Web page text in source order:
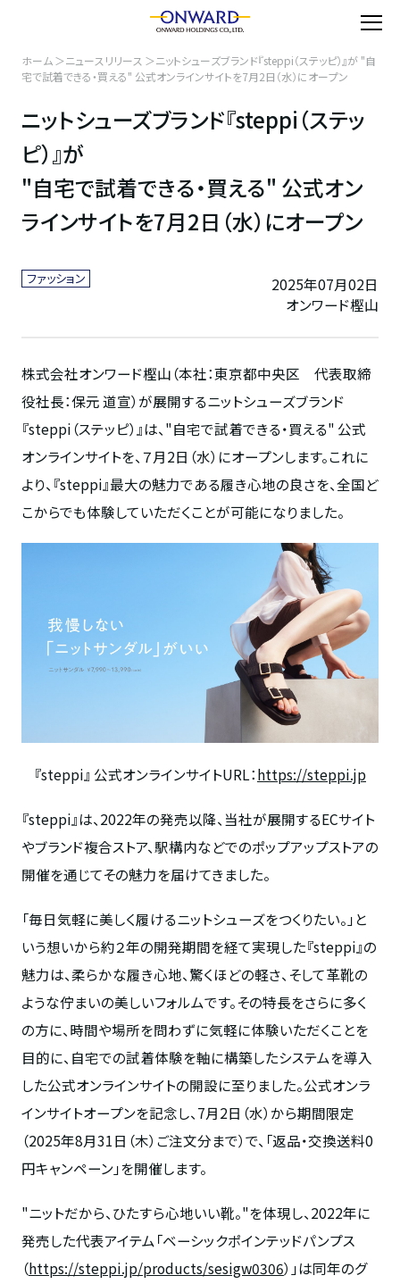
ホーム ニュースリリース
ニットシューズブランド『steppi（ステッピ）』が "自
宅で試着できる・買える" 公式オンラインサイトを7月2日（水）にオープン
ニットシューズブランド『steppi（ステッ
ピ）』が
"自宅で試着できる・買える" 公式オン
ラインサイトを7月2日（水）にオープン
ファッション
2025年07月02日
オンワード樫山
株式会社オンワード樫山（本社：東京都中央区 代表取締
役社長：保元 道宣） が展開するニットシューズブランド
『steppi（ステッピ）』は、"自宅で試着できる・買える" 公式
オンラインサイトを、７月2日（水）にオープンします。これに
より、『steppi』最大の魅力である履き心地の良さを、全国ど
こからでも体験していただくことが可能になりました。
『steppi』 公式オンラインサイトURL：https://steppi.jp
『steppi』は、 2022年の発売以降、当社が展開するECサイト
やブランド複合ストア、駅構内などでのポップアップストアの
開催を通じてその魅力を届けてきました。
「毎日気軽に美しく履けるニットシューズをつくりたい。」と
いう想いから約２年の開発期間を経て実現した『steppi』の
魅力は、柔らかな履き心地、驚くほどの軽さ、そして革靴の
ような佇まいの美しいフォルムです。その特長をさらに多く
の方に、時間や場所を問わずに気軽に体験いただくことを
目的に、自宅での試着体験を軸に構築したシステムを導入
した公式オンラインサイトの開設に至りました。公式オンラ
インサイトオープンを記念し、 7月2日（水）から期間限定
（2025年8月31日（木）ご注文分まで）で、「返品・交換送料0
円キャンペーン」を開催します。
"ニットだから、ひたすら心地いい靴。"を体現し、 2022年に
発売した代表アイテム「ベーシックポインテッドパンプス
（https://steppi.jp/products/sesigw0306）」は同年のグ